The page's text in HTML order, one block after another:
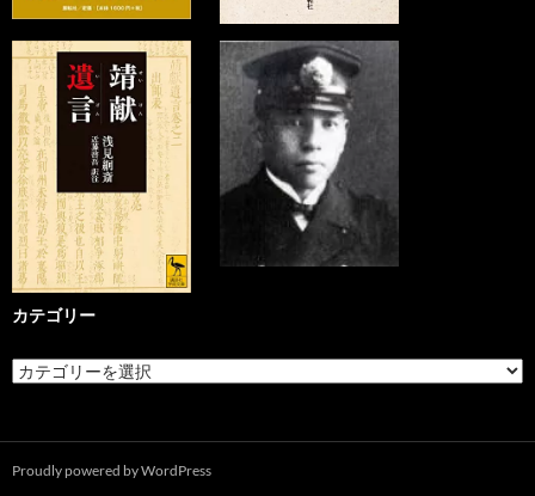
カテゴリー
カ
テ
Proudly powered by WordPress